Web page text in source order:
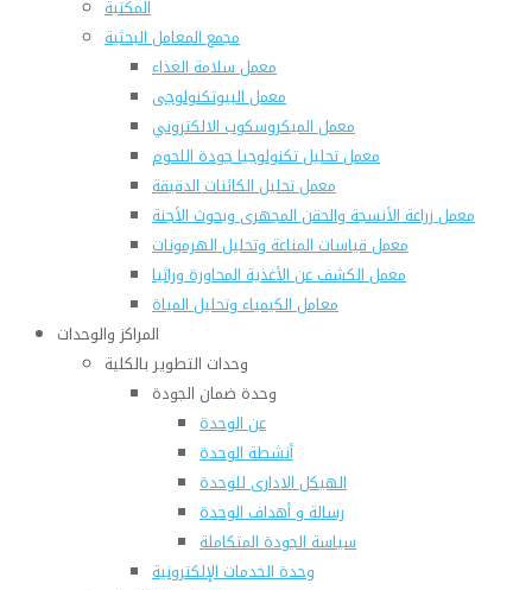
المكتبة
مجمع المعامل البحثية
معمل سلامة الغذاء
معمل البيوتكنولوجى
معمل الميكروسكوب الالكتروني
معمل تحليل تكنولوجيا جودة اللحوم
معمل تحليل الكائنات الدقيقة
معمل زراعة الأنسجة والحقن المجهرى وبحوث الأجنة
معمل قياسات المناعة وتحليل الهرمونات
معمل الكشف عن الأغذية المحاورة وراثيا
معامل الكيمياء وتحليل المياة
المراكز والوحدات
وحدات التطوير بالكلية
وحدة ضمان الجودة
عن الوحدة
أنشطة الوحدة
الهيكل الادارى للوحدة
رسالة و أهداف الوحدة
سياسة الجودة المتكاملة
وحدة الخدمات الإلكترونية